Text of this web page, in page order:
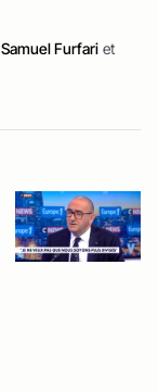
Samuel Furfari et